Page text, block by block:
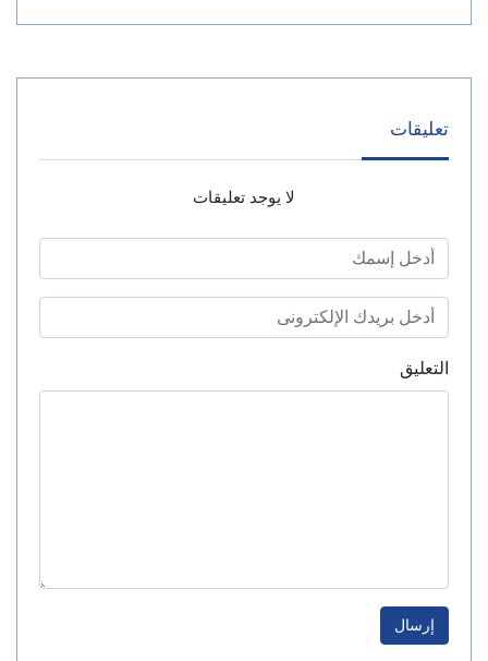
تعليقات
لا يوجد تعليقات
التعليق
إرسال